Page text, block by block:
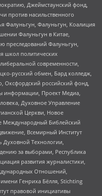
Джеймстаунский фонд,
против насильственного
Фалуньгун, Фалуньгун, Коалиция
Фалуньгун в Китае,
преследований Фалуньгун,
школ политических
современности,
русский обмен, Бард колледж,
Оксфордский российский фонд,
информации, Проект Медиа,
Духовное Управление
Церкви, Новое
Международный Библейский
Всемирный Институт
Духовной Технологии,
за выборами, Республика
развития журналистики,
Отношений,
Генриха Бёлля, Stichting
правовой инициативы